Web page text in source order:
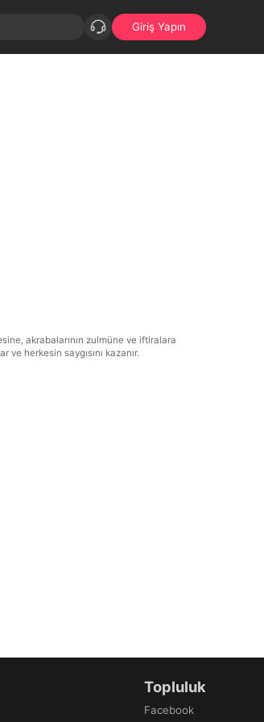
Giriş Yapın
akrabalarının zulmüne ve iftiralara
herkesin saygısını kazanır.
Topluluk
Facebook